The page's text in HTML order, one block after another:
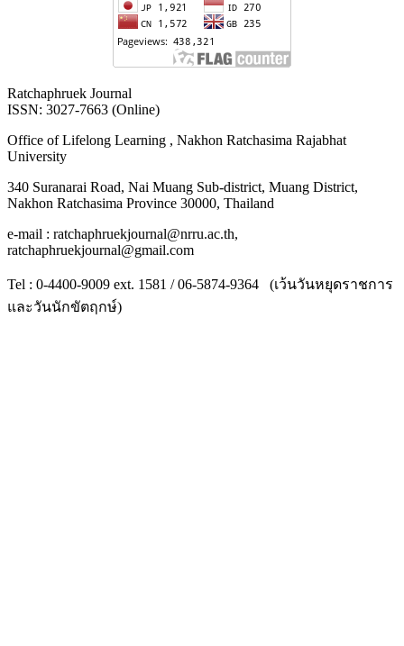
Ratchaphruek Journal
ISSN: 3027-7663 (Online)
Office of Lifelong Learning , Nakhon Ratchasima Rajabhat
University
340 Suranarai Road, Nai Muang Sub-district, Muang District,
Nakhon Ratchasima Province 30000, Thailand
e-mail : ratchaphruekjournal@nrru.ac.th,
ratchaphruekjournal@gmail.com
Tel : 0-4400-9009 ext. 1581 / 06-5874-9364 (เว้นวันหยุดราชการ
และวันนักขัตฤกษ์)